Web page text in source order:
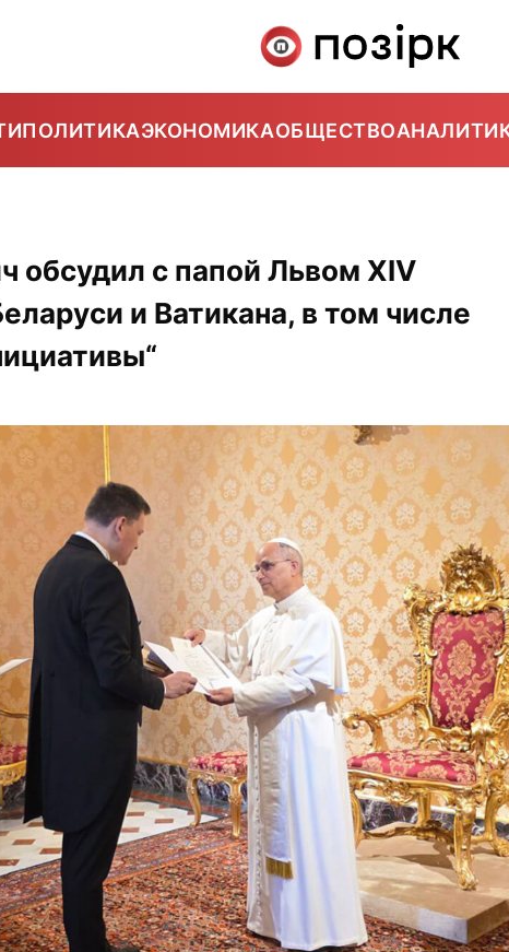
ПОЛИТИКАЭКОНОМИКАОБЩЕСТВО
обсудил с папой Львом XIV
и Ватикана, в том числе